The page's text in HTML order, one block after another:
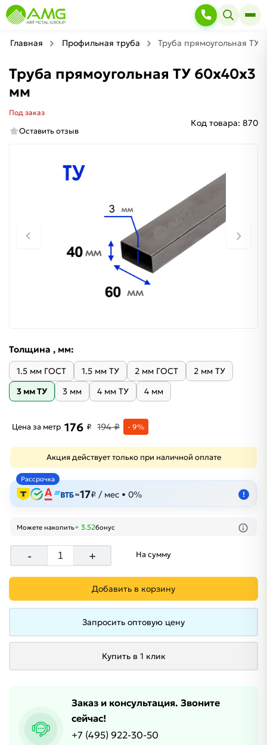
Главная Профильная труба Труба прямоугольная ТУ
Труба прямоугольная ТУ 60х40х3
мм
Под заказ
Оставить отзыв
Код товара: 870
Толщина , мм:
1.5 мм ГОСТ 1.5 мм ТУ 2 мм ГОСТ
2 мм ТУ
3 мм ТУ
3 мм 4 мм ТУ 4 мм
Цена за метр 176 ₽ 194 ₽ - 9%
Акция действует только при наличной оплате
Рассрочка
≈17₽ / мес • 0% !
Можете накопить+ 3.52бонус
- + На сумму
Добавить в корзину
Запросить оптовую цену
Купить в 1 клик
Заказ и консультация. Звоните
сейчас!
+7 (495) 922-30-50